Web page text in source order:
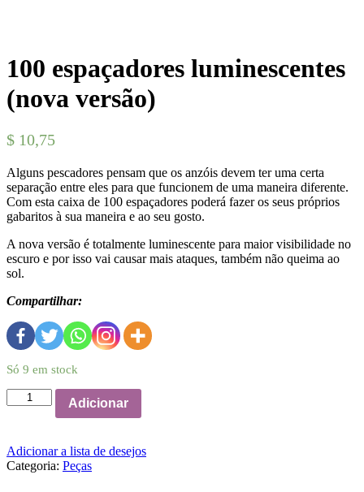
100 espaçadores luminescentes
(nova versão)
$ 10,75
Alguns pescadores pensam que os anzóis devem ter uma certa
separação entre eles para que funcionem de uma maneira diferente.
Com esta caixa de 100 espaçadores poderá fazer os seus próprios
gabaritos à sua maneira e ao seu gosto.
A nova versão é totalmente luminescente para maior visibilidade no
escuro e por isso vai causar mais ataques, também não queima ao
sol.
Compartilhar:
Só 9 em stock
Quantidade
de
luminescentes
(nova
Adicionar
Adicionar a lista de desejos
Categoria: Peças